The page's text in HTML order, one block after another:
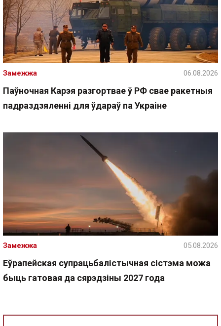
Паўночная Карэя разгортвае ў РФ свае ракетныя
падраздзяленні для ўдараў па Украіне
Замежжа 06.08.2026
Еўрапейская супрацьбалістычная сістэма можа
быць гатовая да сярэдзіны 2027 года
Замежжа 05.08.2026